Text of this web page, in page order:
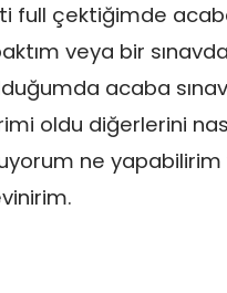
full çektiğimde
veya bir sınavda
acaba sınav
oldu diğerlerini
ne yapabilirim